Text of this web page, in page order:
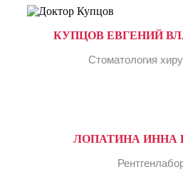
КУПЦОВ ЕВГЕНИЙ
Стоматология
ЛОПАТИНА ИННА